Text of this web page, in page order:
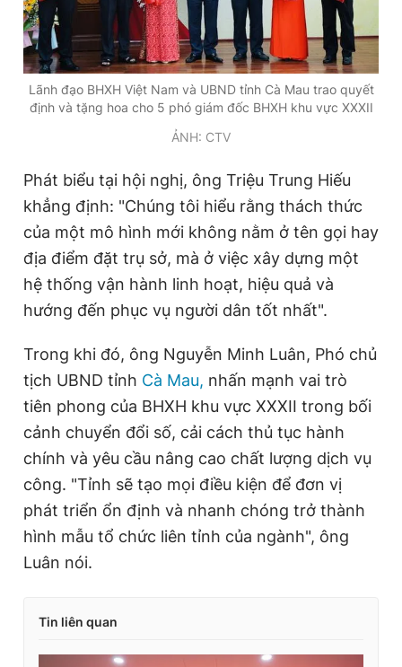
Lãnh đạo BHXH Việt Nam và UBND tỉnh Cà Mau trao quyết
định và tặng hoa cho 5 phó giám đốc BHXH khu vực XXXII
ẢNH: CTV
Phát biểu tại hội nghị, ông Triệu Trung Hiếu
khẳng định: "Chúng tôi hiểu rằng thách thức
của một mô hình mới không nằm ở tên gọi hay
địa điểm đặt trụ sở, mà ở việc xây dựng một
hệ thống vận hành linh hoạt, hiệu quả và
hướng đến phục vụ người dân tốt nhất".
Trong khi đó, ông Nguyễn Minh Luân, Phó chủ
tịch UBND tỉnh Cà Mau, nhấn mạnh vai trò
tiên phong của BHXH khu vực XXXII trong bối
cảnh chuyển đổi số, cải cách thủ tục hành
chính và yêu cầu nâng cao chất lượng dịch vụ
công. "Tỉnh sẽ tạo mọi điều kiện để đơn vị
phát triển ổn định và nhanh chóng trở thành
hình mẫu tổ chức liên tỉnh của ngành", ông
Luân nói.
Tin liên quan